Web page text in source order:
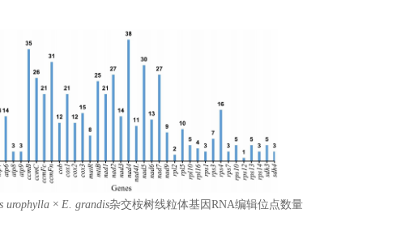
urophylla × E. grandis杂交桉树线粒体基因RNA编辑位点数量